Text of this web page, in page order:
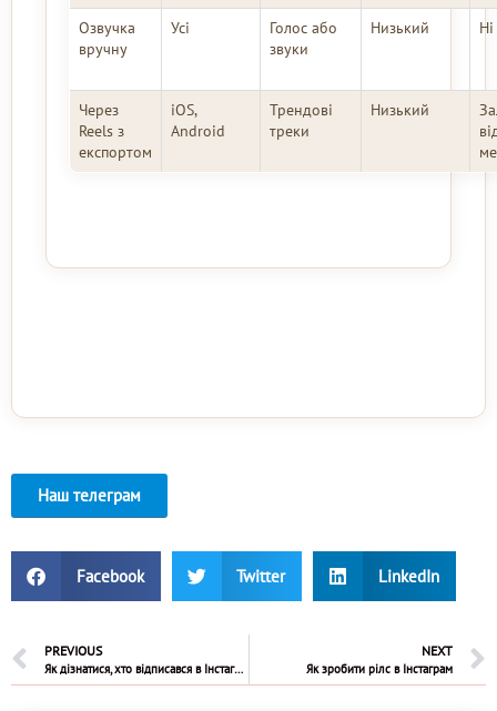
Озвучка
вручну
Усі
Голос або
звуки
Низький Ні
Через
Reels з
експортом
iOS,
Android
Трендові
треки
Низький
Наш телеграм
Facebook Twitter LinkedIn
PREVIOUS
Як дізнатися, хто відписався в Інстаграм
NEXT
Як зробити рілс в Інстаграм